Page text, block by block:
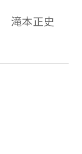
いても高
ます。あ
ります。
めてみ
立つこ
文編１１
滝本正史